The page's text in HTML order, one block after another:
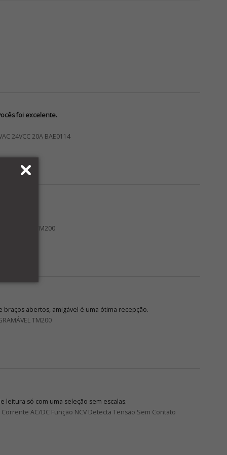
foi excelente.
24VCC 20A BAE0114
TM200
abertos, amigável é uma ótima recepção.
TM200
só com uma seleção sem escalas.
AC/DC Função NCV Detecta Tensão Sem Contato